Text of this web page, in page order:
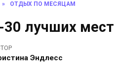
» ОТДЫХ ПО МЕСЯЦАМ
лучших
Эндлесс